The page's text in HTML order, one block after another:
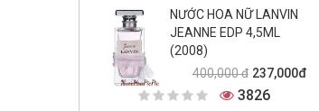
NƯỚC HOA NỮ LANVIN
JEANNE EDP 4,5ML
(2008)
400,000 đ 237,000đ
3826